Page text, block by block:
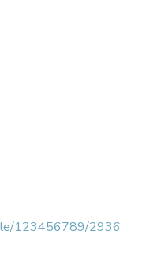
123456789/2936